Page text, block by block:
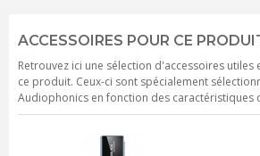
ACCESSOIRES POUR CE
Retrouvez ici une sélection d'accessoires
ce produit. Ceux-ci sont spécialement
Audiophonics en fonction des caractéristiques